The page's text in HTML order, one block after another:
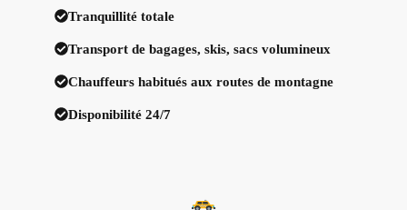
Tranquillité totale
Transport de bagages, skis, sacs volumineux
Chauffeurs habitués aux routes de montagne
Disponibilité 24/7